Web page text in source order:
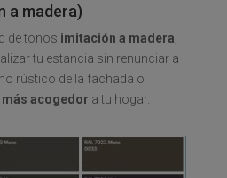
a madera)
de tonos imitación a madera
tu estancia sin renunciar a
rústico de la fachada o
más acogedor a tu hogar.